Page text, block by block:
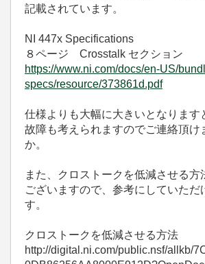
記載されています。
NI 447x Specifications
８ページ Crosstalk セクション
https://www.ni.com/docs/en-US/
specs/resource/373861d.pdf
仕様よりも大幅に大きいとなります
故障も考えられますのでご連絡頂け
か。
また、クロストークを低減させる方
ございますので、参考にしていただ
す。
クロストークを低減させる方法
http://digital.ni.com/public.nsf/allkb/